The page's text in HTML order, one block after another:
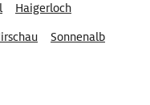
Haigerloch
Sonnenalb